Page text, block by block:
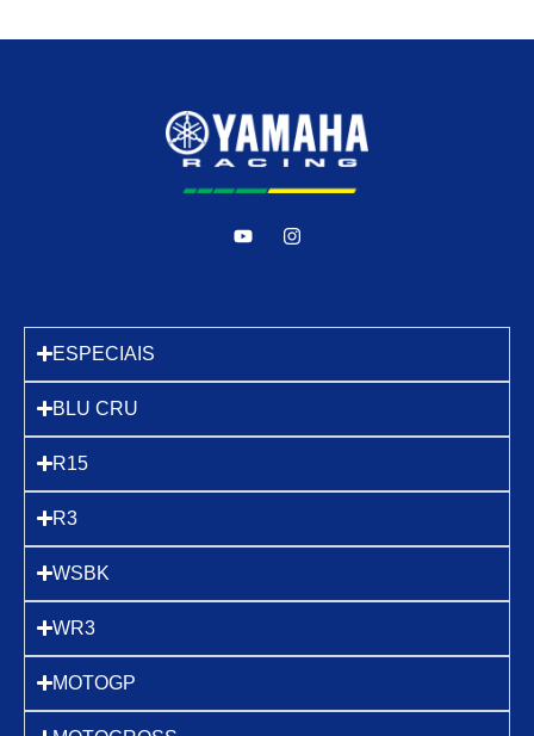
ESPECIAIS
BLU CRU
R15
R3
WSBK
WR3
MOTOGP